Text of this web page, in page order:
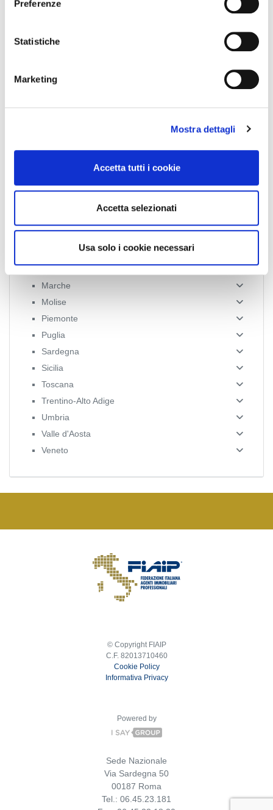
Preferenze
Statistiche
Marketing
Mostra dettagli
Accetta tutti i cookie
Accetta selezionati
Usa solo i cookie necessari
News Territoriali
Basilicata
Campania
Emilia Romagna
Lombardia
Marche
Molise
Piemonte
Puglia
Sardegna
Sicilia
Toscana
Trentino-Alto Adige
Umbria
Valle d'Aosta
Veneto
© Copyright FIAIP
C.F. 82013710460
Cookie Policy
Informativa Privacy
Powered by
Sede Nazionale
Via Sardegna 50
00187 Roma
Tel.: 06.45.23.181